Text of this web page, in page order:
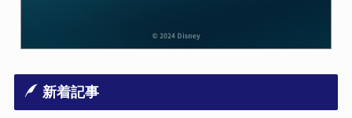
新着記事